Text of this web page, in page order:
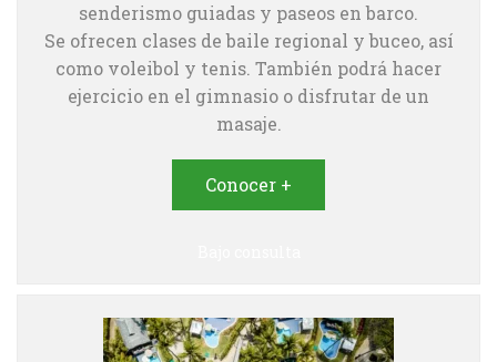
senderismo guiadas y paseos en barco.
Se ofrecen clases de baile regional y buceo, así
como voleibol y tenis. También podrá hacer
ejercicio en el gimnasio o disfrutar de un
masaje.
Conocer +